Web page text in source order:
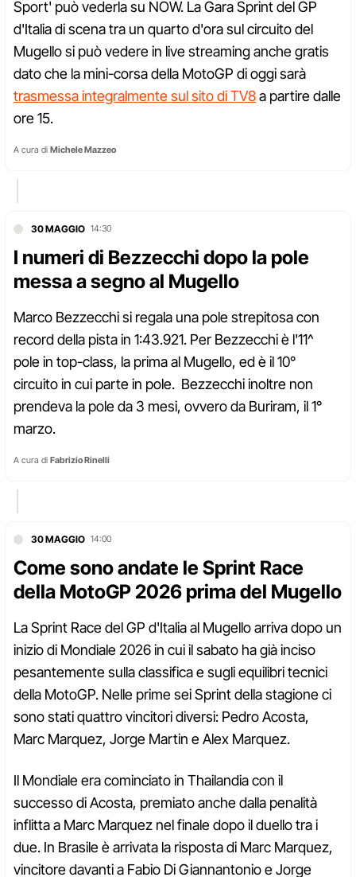
Sport' può vederla su NOW. La Gara Sprint del GP
d'Italia di scena tra un quarto d'ora sul circuito del
Mugello si può vedere in live streaming anche gratis
dato che la mini-corsa della MotoGP di oggi sarà
trasmessa integralmente sul sito di TV8a partire dalle
ore 15.
A cura di Michele Mazzeo
30 MAGGIO 14:30
I numeri di Bezzecchi dopo la pole
messa a segno al Mugello
Marco Bezzecchi si regala una pole strepitosa con
record della pista in 1:43.921. Per Bezzecchi è l'11^
pole in top-class, la prima al Mugello, ed è il 10°
circuito in cui parte in pole. Bezzecchi inoltre non
prendeva la pole da 3 mesi, ovvero da Buriram, il 1°
marzo.
A cura di Fabrizio Rinelli
30 MAGGIO 14:00
Come sono andate le Sprint Race
della MotoGP 2026 prima del Mugello
La Sprint Race del GP d'Italia al Mugello arriva dopo un
inizio di Mondiale 2026 in cui il sabato ha già inciso
pesantemente sulla classifica e sugli equilibri tecnici
della MotoGP. Nelle prime sei Sprint della stagione ci
sono stati quattro vincitori diversi: Pedro Acosta,
Marc Marquez, Jorge Martin e Alex Marquez.
Il Mondiale era cominciato in Thailandia con il
successo di Acosta, premiato anche dalla penalità
inflitta a Marc Marquez nel finale dopo il duello tra i
due. In Brasile è arrivata la risposta di Marc Marquez,
vincitore davanti a Fabio Di Giannantonio e Jorge